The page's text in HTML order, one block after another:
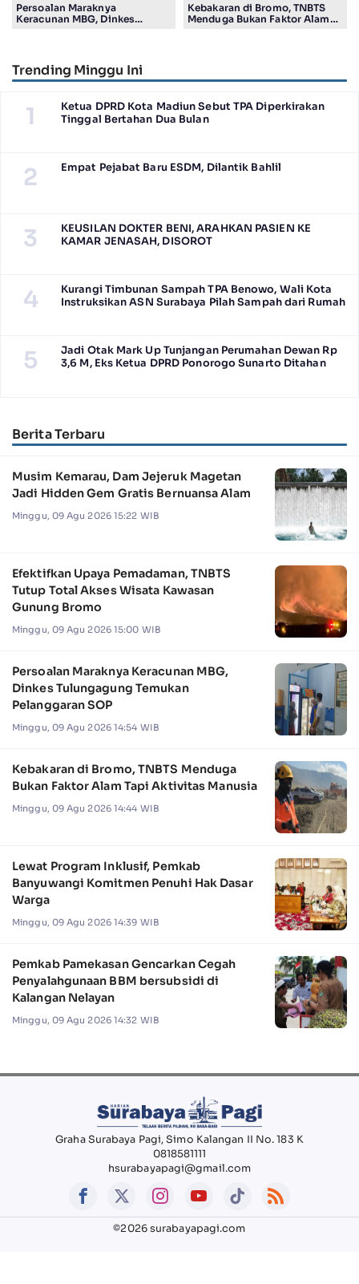
Persoalan Maraknya
Keracunan MBG, Dinkes
Kebakaran di Bromo, TNBTS
Menduga Bukan Faktor Alam
Trending Minggu Ini
1
Ketua DPRD Kota Madiun Sebut TPA Diperkirakan
Tinggal Bertahan Dua Bulan
2 Empat Pejabat Baru ESDM, Dilantik Bahlil
3
KEUSILAN DOKTER BENI, ARAHKAN PASIEN KE
KAMAR JENASAH, DISOROT
4
Kurangi Timbunan Sampah TPA Benowo, Wali Kota
Instruksikan ASN Surabaya Pilah Sampah dari Rumah
5
Jadi Otak Mark Up Tunjangan Perumahan Dewan Rp
3,6 M, Eks Ketua DPRD Ponorogo Sunarto Ditahan
Berita Terbaru
Musim Kemarau, Dam Jejeruk Magetan
Jadi Hidden Gem Gratis Bernuansa Alam
Minggu, 09 Agu 2026 15:22 WIB
Efektifkan Upaya Pemadaman, TNBTS
Tutup Total Akses Wisata Kawasan
Gunung Bromo
Minggu, 09 Agu 2026 15:00 WIB
Persoalan Maraknya Keracunan MBG,
Dinkes Tulungagung Temukan
Pelanggaran SOP
Minggu, 09 Agu 2026 14:54 WIB
Kebakaran di Bromo, TNBTS Menduga
Bukan Faktor Alam Tapi Aktivitas Manusia
Minggu, 09 Agu 2026 14:44 WIB
Lewat Program Inklusif, Pemkab
Banyuwangi Komitmen Penuhi Hak Dasar
Warga
Minggu, 09 Agu 2026 14:39 WIB
Pemkab Pamekasan Gencarkan Cegah
Penyalahgunaan BBM bersubsidi di
Kalangan Nelayan
Minggu, 09 Agu 2026 14:32 WIB
Graha Surabaya Pagi, Simo Kalangan II No. 183 K
0818581111
hsurabayapagi@gmail.com
©2026 surabayapagi.com